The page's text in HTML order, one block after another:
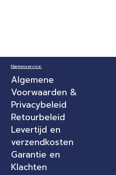
Klantenservice:
Algemene
Voorwaarden &
Privacybeleid
Retourbeleid
Levertijd en
verzendkosten
Garantie en
Klachten